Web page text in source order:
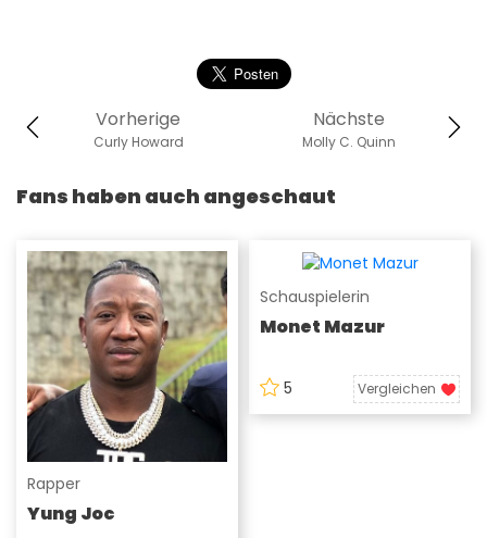
Nächste
Molly C. Quinn
Vorherige
Curly Howard
Fans haben auch angeschaut
Rapper
Yung Joc
Schauspielerin
Monet Mazur
5 Vergleichen